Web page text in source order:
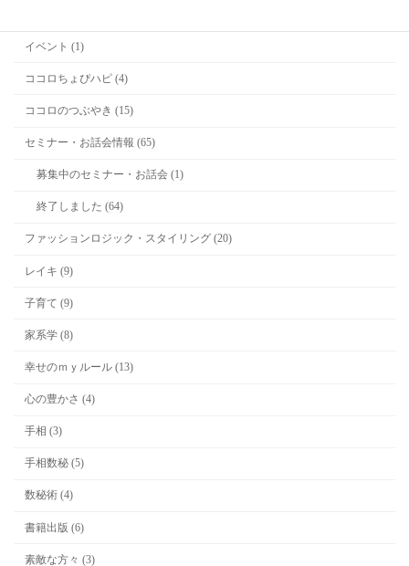
イベント (1)
ココロちょぴハピ (4)
ココロのつぶやき (15)
セミナー・お話会情報 (65)
募集中のセミナー・お話会 (1)
終了しました (64)
ファッションロジック・スタイリング (20)
レイキ (9)
子育て (9)
家系学 (8)
幸せのｍｙルール (13)
心の豊かさ (4)
手相 (3)
手相数秘 (5)
数秘術 (4)
書籍出版 (6)
素敵な方々 (3)